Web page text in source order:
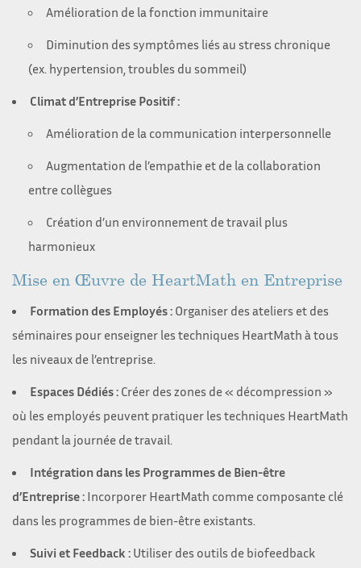
Amélioration de la fonction immunitaire
Diminution des symptômes liés au stress chronique
(ex. hypertension, troubles du sommeil)
Climat d’Entreprise Positif :
Amélioration de la communication interpersonnelle
Augmentation de l’empathie et de la collaboration
entre collègues
Création d’un environnement de travail plus
harmonieux
Mise en Œuvre de HeartMath en Entreprise
Formation des Employés : Organiser des ateliers et des
séminaires pour enseigner les techniques HeartMath à tous
les niveaux de l’entreprise.
Espaces Dédiés : Créer des zones de « décompression »
où les employés peuvent pratiquer les techniques HeartMath
pendant la journée de travail.
Intégration dans les Programmes de Bien-être
d’Entreprise : Incorporer HeartMath comme composante clé
dans les programmes de bien-être existants.
Suivi et Feedback : Utiliser des outils de biofeedback